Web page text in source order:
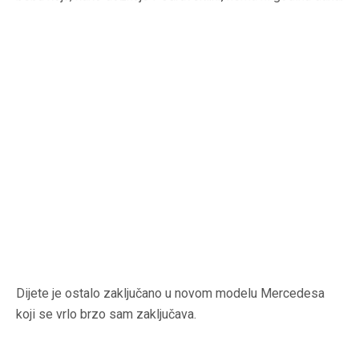
Dijete je ostalo zaključano u novom modelu Mercedesa
koji se vrlo brzo sam zaključava.